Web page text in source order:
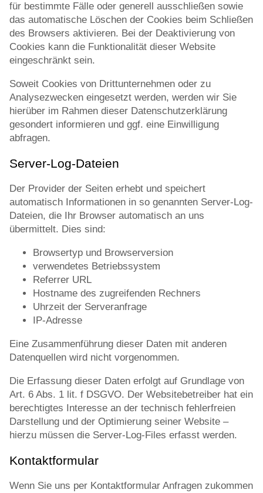
für bestimmte Fälle oder generell ausschließen sowie
das automatische Löschen der Cookies beim Schließen
des Browsers aktivieren. Bei der Deaktivierung von
Cookies kann die Funktionalität dieser Website
eingeschränkt sein.
Soweit Cookies von Drittunternehmen oder zu
Analysezwecken eingesetzt werden, werden wir Sie
hierüber im Rahmen dieser Datenschutzerklärung
gesondert informieren und ggf. eine Einwilligung
abfragen.
Server-Log-Dateien
Der Provider der Seiten erhebt und speichert
automatisch Informationen in so genannten Server-Log-
Dateien, die Ihr Browser automatisch an uns
übermittelt. Dies sind:
Browsertyp und Browserversion
verwendetes Betriebssystem
Referrer URL
Hostname des zugreifenden Rechners
Uhrzeit der Serveranfrage
IP-Adresse
Eine Zusammenführung dieser Daten mit anderen
Datenquellen wird nicht vorgenommen.
Die Erfassung dieser Daten erfolgt auf Grundlage von
Art. 6 Abs. 1 lit. f DSGVO. Der Websitebetreiber hat ein
berechtigtes Interesse an der technisch fehlerfreien
Darstellung und der Optimierung seiner Website –
hierzu müssen die Server-Log-Files erfasst werden.
Kontaktformular
Wenn Sie uns per Kontaktformular Anfragen zukommen